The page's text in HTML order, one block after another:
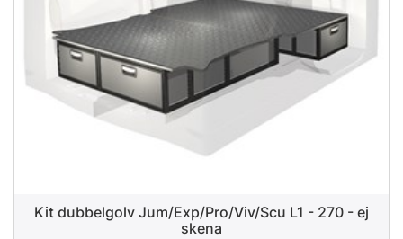
Kit dubbelgolv Jum/Exp/Pro/Viv/Scu L1 - 270 - ej
skena